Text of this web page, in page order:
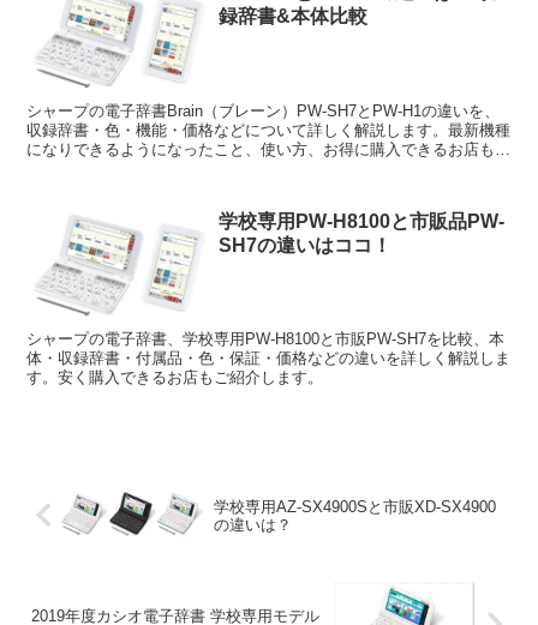
録辞書&本体比較
シャープの電子辞書Brain（ブレーン）PW-SH7とPW-H1の違いを、
収録辞書・色・機能・価格などについて詳しく解説します。最新機種
になりできるようになったこと、使い方、お得に購入できるお店もご
学校専用PW-H8100と市販品PW-
SH7の違いはココ！
シャープの電子辞書、学校専用PW-H8100と市販PW-SH7を比較、本
体・収録辞書・付属品・色・保証・価格などの違いを詳しく解説しま
す。安く購入できるお店もご紹介します。
学校専用AZ-SX4900Sと市販XD-SX4900
の違いは？
2019年度カシオ電子辞書 学校専用モデル